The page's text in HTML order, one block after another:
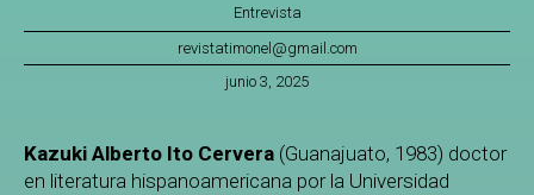
Entrevista
revistatimonel@gmail.com
junio 3, 2025
Kazuki Alberto Ito Cervera (Guanajuato, 1983) doctor
en literatura hispanoamericana por la Universidad